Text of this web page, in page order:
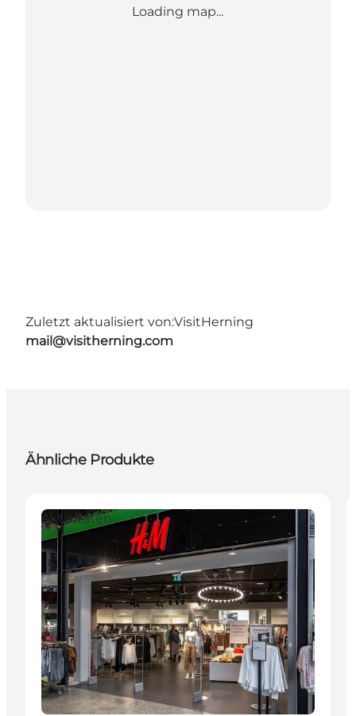
Loading map...
Zuletzt aktualisiert von:VisitHerning
mail@visitherning.com
Ähnliche Produkte
Aktivitäten